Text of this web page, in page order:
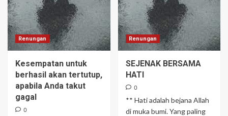
Renungan
Kesempatan untuk
berhasil akan tertutup,
apabila Anda takut
gagal
0
Renungan
SEJENAK BERSAMA
HATI
0
** Hati adalah bejana Allah
di muka bumi. Yang paling